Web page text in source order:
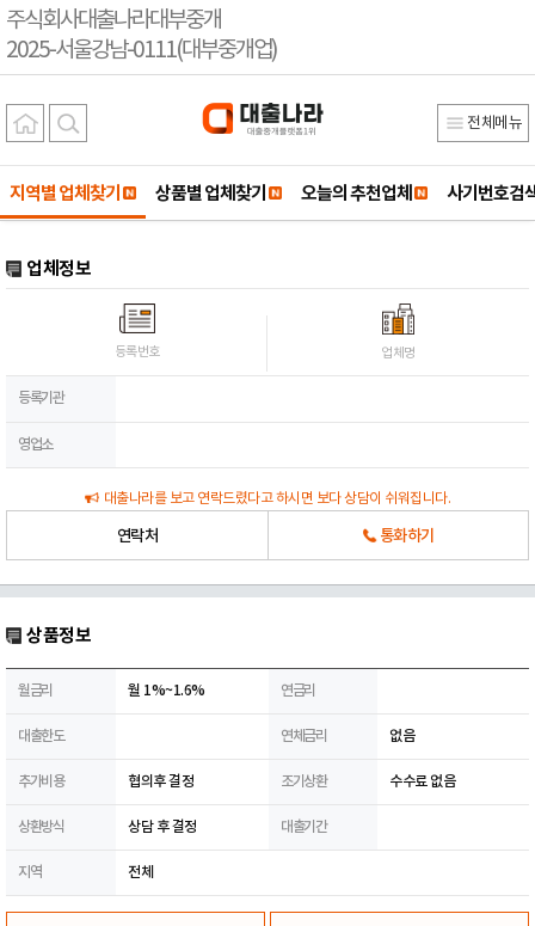
주식회사대출나라대부중개
2025-서울강남-0111(대부중개업)
전체메뉴
지역별 업체찾기 상품별 업체찾기 오늘의 추천업체 사기번호검
업체정보
등록번호 업체명
등록기관
영업소
대출나라를 보고 연락드렸다고 하시면 보다 상담이 쉬워집니다.
연락처 통화하기
상품정보
월금리 월 1%~1.6% 연금리
대출한도 연체금리 없음
추가비용 협의후 결정 조기상환 수수료 없음
상환방식 상담 후 결정 대출기간
지역 전체